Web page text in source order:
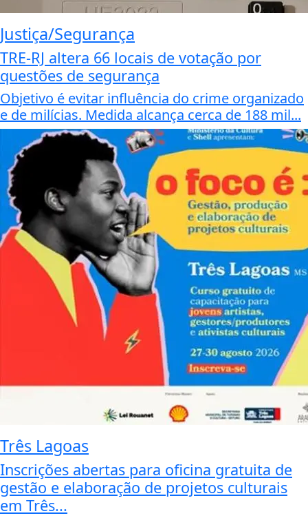
Justiça/Segurança
TRE-RJ altera 66 locais de votação por
questões de segurança
Objetivo é evitar influência do crime organizado
e de milícias. Medida alcança cerca de 188 mil...
Três Lagoas
Inscrições abertas para oficina gratuita de
gestão e elaboração de projetos culturais
em Três...